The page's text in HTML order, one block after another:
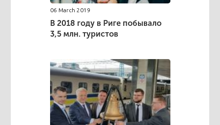
06 March 2019
В 2018 году в Риге побывало
3,5 млн. туристов